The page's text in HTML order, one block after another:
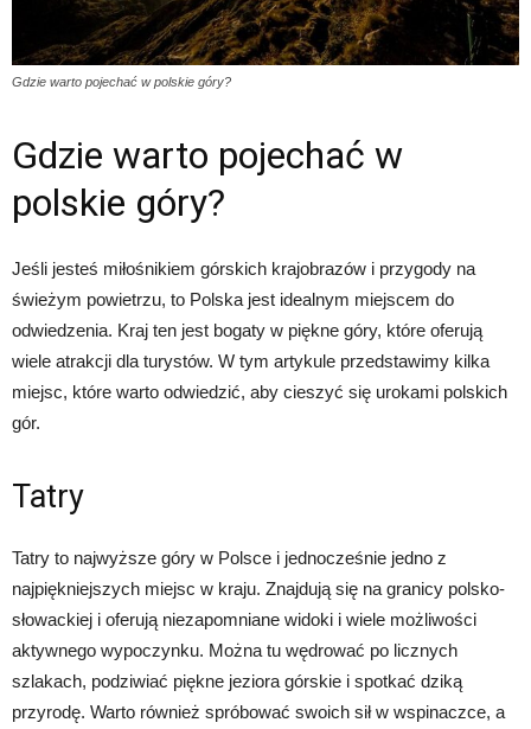
Gdzie warto pojechać w polskie góry?
Gdzie warto pojechać w
polskie góry?
Jeśli jesteś miłośnikiem górskich krajobrazów i przygody na
świeżym powietrzu, to Polska jest idealnym miejscem do
odwiedzenia. Kraj ten jest bogaty w piękne góry, które oferują
wiele atrakcji dla turystów. W tym artykule przedstawimy kilka
miejsc, które warto odwiedzić, aby cieszyć się urokami polskich
gór.
Tatry
Tatry to najwyższe góry w Polsce i jednocześnie jedno z
najpiękniejszych miejsc w kraju. Znajdują się na granicy polsko-
słowackiej i oferują niezapomniane widoki i wiele możliwości
aktywnego wypoczynku. Można tu wędrować po licznych
szlakach, podziwiać piękne jeziora górskie i spotkać dziką
przyrodę. Warto również spróbować swoich sił w wspinaczce, a